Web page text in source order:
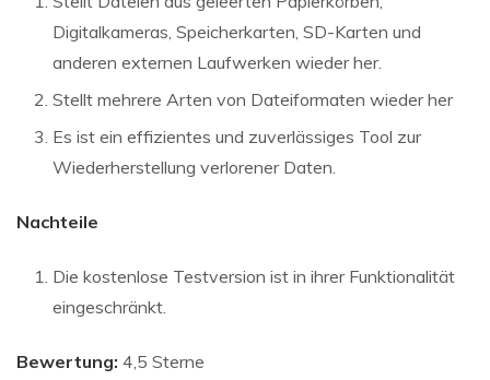
Digitalkameras, Speicherkarten, SD-Karten und
anderen externen Laufwerken wieder her.
Stellt mehrere Arten von Dateiformaten wieder her
Es ist ein effizientes und zuverlässiges Tool zur
Wiederherstellung verlorener Daten.
Nachteile
Die kostenlose Testversion ist in ihrer Funktionalität
eingeschränkt.
Bewertung: 4,5 Sterne